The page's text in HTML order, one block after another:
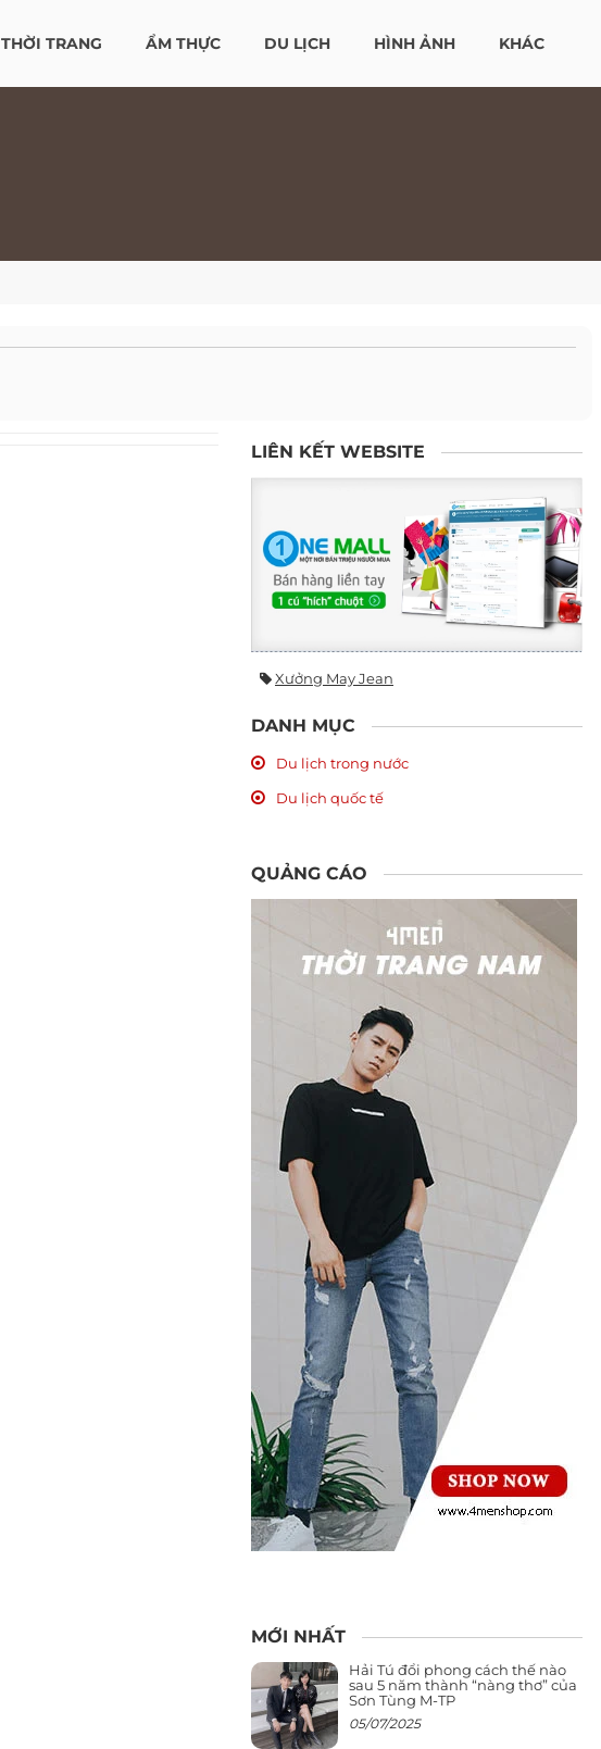
THỜI TRANG ẨM THỰC DU LỊCH HÌNH ẢNH KHÁC
LIÊN KẾT WEBSITE
Xưởng May Jean
DANH MỤC
Du lịch trong nước
Du lịch quốc tế
QUẢNG CÁO
MỚI NHẤT
Hải Tú đổi phong cách thế nào
sau 5 năm thành “nàng thơ” của
Sơn Tùng M-TP
05/07/2025